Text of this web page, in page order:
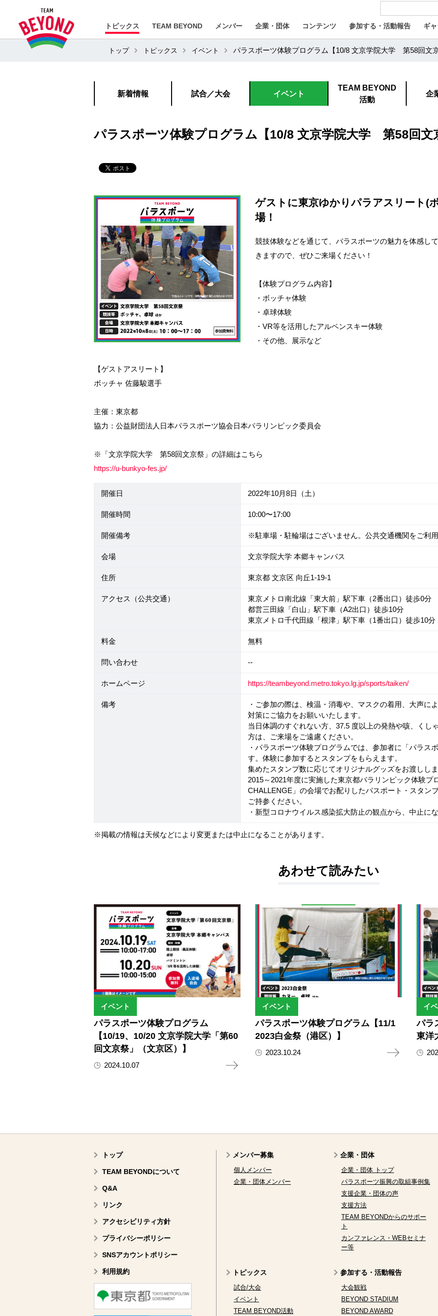
トピックス TEAM BEYOND メンバー 企業・団体 コンテンツ 参加する・活動報告 ギ
トップ トピックス イベント パラスポーツ体験プログラム【10/8 文京学院大学 第58回文京
新着情報 試合／大会 イベント
TEAM BEYOND
活動
企
パラスポーツ体験プログラム【10/8 文京学院大学 第58回文
ゲストに東京ゆかりパラアスリート(
場！
競技体験などを通じて、パラスポーツの魅力を体感し
きますので、ぜひご来場ください！
【体験プログラム内容】
・ボッチャ体験
・卓球体験
・VR等を活用したアルペンスキー体験
・その他、展示など
【ゲストアスリート】
ボッチャ 佐藤駿選手
主催：東京都
協力：公益財団法人日本パラスポーツ協会日本パラリンピック委員会
※「文京学院大学 第58回文京祭」の詳細はこちら
https://u-bunkyo-fes.jp/
開催日 2022年10月8日（土）
開催時間 10:00〜17:00
開催備考 ※駐車場・駐輪場はございません。公共交通機関をご利用
会場 文京学院大学 本郷キャンパス
住所 東京都 文京区 向丘1-19-1
アクセス（公共交通）
東京メトロ南北線「東大前」駅下車（2番出口）徒歩0分
都営三田線「白山」駅下車（A2出口）徒歩10分
東京メトロ千代田線「根津」駅下車（1番出口）徒歩10分
料金 無料
問い合わせ --
ホームページ https://teambeyond.metro.tokyo.lg.jp/sports/taiken/
備考
・ご参加の際は、検温・消毒や、マスクの着用、大声に
対策にご協力をお願いいたします。
当日体調のすぐれない方、37.5 度以上の発熱や咳、くし
方は、ご来場をご遠慮ください。
・パラスポーツ体験プログラムでは、参加者に「パラス
す。体験に参加するとスタンプをもらえます。
集めたスタンプ数に応じてオリジナルグッズをお渡ししま
2015～2021年度に実施した東京都パラリンピック体験プ
CHALLENGE」の会場でお配りしたパスポート・スタン
ご持参ください。
・新型コロナウイルス感染拡大防止の観点から、中止に
※掲載の情報は天候などにより変更または中止になることがあります。
あわせて読みたい
イベント
パラスポーツ体験プログラム
【10/19、10/20 文京学院大学「第60
回文京祭」（文京区）】
2024.10.07
イベント
パラスポーツ体験プログラム【11/1
2023白金祭（港区）】
2023.10.24
イ
パラ
東洋
トップ
TEAM BEYONDについて
Q&A
リンク
アクセシビリティ方針
プライバシーポリシー
SNSアカウントポリシー
利用規約
メンバー募集
個人メンバー
企業・団体メンバー
企業・団体
企業・団体 トップ
パラスポーツ振興の取組事例集
支援企業・団体の声
支援方法
TEAM BEYONDからのサポー
ト
カンファレンス・WEBセミナ
ー等
トピックス
試合/大会
イベント
TEAM BEYOND活動
参加する・活動報告
大会観戦
BEYOND STADIUM
BEYOND AWARD